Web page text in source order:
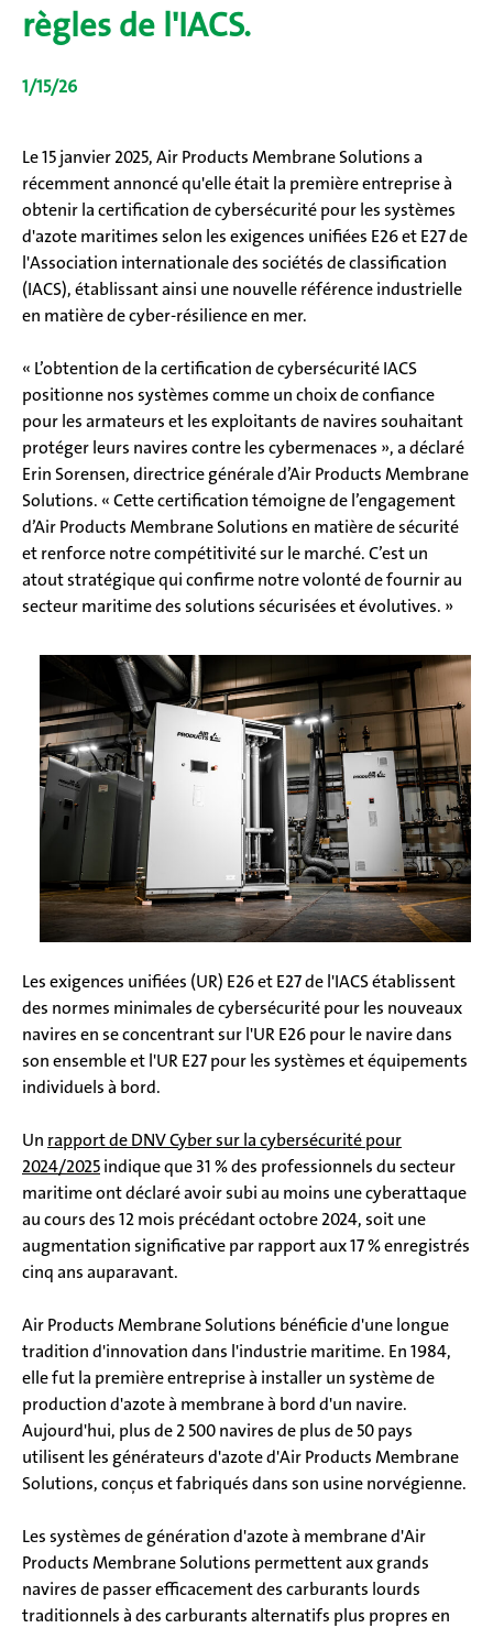
règles de l'IACS.
1/15/26
Le 15 janvier 2025, Air Products Membrane Solutions a
récemment annoncé qu'elle était la première entreprise à
obtenir la certification de cybersécurité pour les systèmes
d'azote maritimes selon les exigences unifiées E26 et E27 de
l'Association internationale des sociétés de classification
(IACS), établissant ainsi une nouvelle référence industrielle
en matière de cyber-résilience en mer.
« L’obtention de la certification de cybersécurité IACS
positionne nos systèmes comme un choix de confiance
pour les armateurs et les exploitants de navires souhaitant
protéger leurs navires contre les cybermenaces », a déclaré
Erin Sorensen, directrice générale d’Air Products Membrane
Solutions. « Cette certification témoigne de l’engagement
d’Air Products Membrane Solutions en matière de sécurité
et renforce notre compétitivité sur le marché. C’est un
atout stratégique qui confirme notre volonté de fournir au
secteur maritime des solutions sécurisées et évolutives. »
Les exigences unifiées (UR) E26 et E27 de l'IACS établissent
des normes minimales de cybersécurité pour les nouveaux
navires en se concentrant sur l'UR E26 pour le navire dans
son ensemble et l'UR E27 pour les systèmes et équipements
individuels à bord.
Un rapport de DNV Cyber sur la cybersécurité pour
2024/2025indique que 31 % des professionnels du secteur
maritime ont déclaré avoir subi au moins une cyberattaque
au cours des 12 mois précédant octobre 2024, soit une
augmentation significative par rapport aux 17 % enregistrés
cinq ans auparavant.
Air Products Membrane Solutions bénéficie d'une longue
tradition d'innovation dans l'industrie maritime. En 1984,
elle fut la première entreprise à installer un système de
production d'azote à membrane à bord d'un navire.
Aujourd'hui, plus de 2 500 navires de plus de 50 pays
utilisent les générateurs d'azote d'Air Products Membrane
Solutions, conçus et fabriqués dans son usine norvégienne.
Les systèmes de génération d'azote à membrane d'Air
Products Membrane Solutions permettent aux grands
navires de passer efficacement des carburants lourds
traditionnels à des carburants alternatifs plus propres en